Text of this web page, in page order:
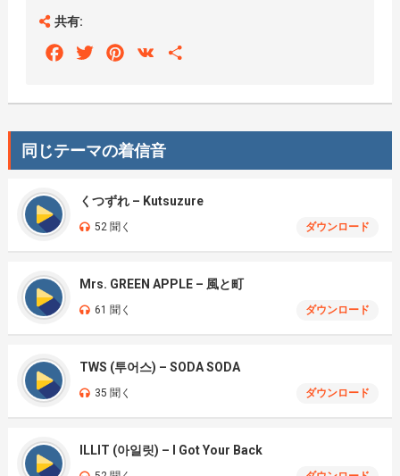
共有:
FacebookTwitterPinterest
VK
同じテーマの着信音
くつずれ – Kutsuzure
52 聞く ダウンロード
Mrs. GREEN APPLE – 風と町
61 聞く ダウンロード
TWS (투어스) – SODA SODA
35 聞く ダウンロード
ILLIT (아일릿) – I Got Your Back